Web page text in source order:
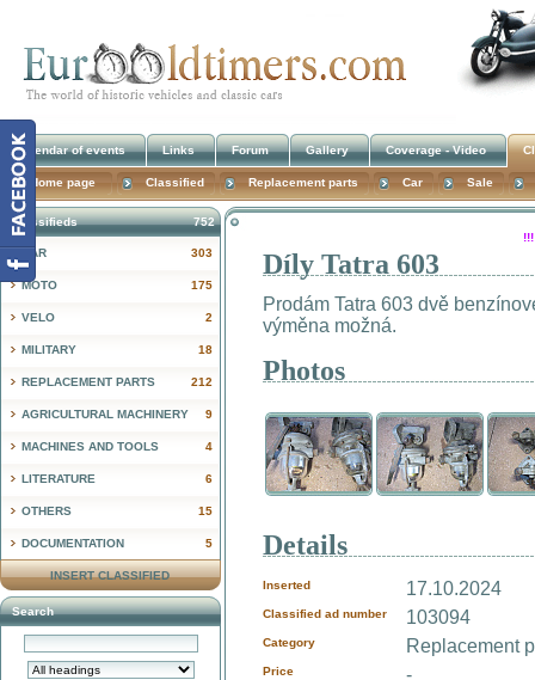
Díly Tatra 603
Prodám Tatra 603 dvě
výměna možná.
Photos
Details
Inserted 17.10.2024
Classified ad number 103094
Category Replacement
Price -
752
Classifieds
303
CAR
175
MOTO
2
VELO
18
MILITARY
212
REPLACEMENT PARTS
9
AGRICULTURAL MACHINERY
4
MACHINES AND TOOLS
6
LITERATURE
15
OTHERS
5
DOCUMENTATION
INSERT CLASSIFIED
Search
Calendar of events Links Forum Gallery Coverage - Video
Home page Classified Replacement parts Car Sale